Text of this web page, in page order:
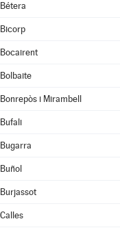
Bétera
Bicorp
Bocairent
Bolbaite
Bonrepòs i Mirambell
Bufali
Bugarra
Buñol
Burjassot
Calles